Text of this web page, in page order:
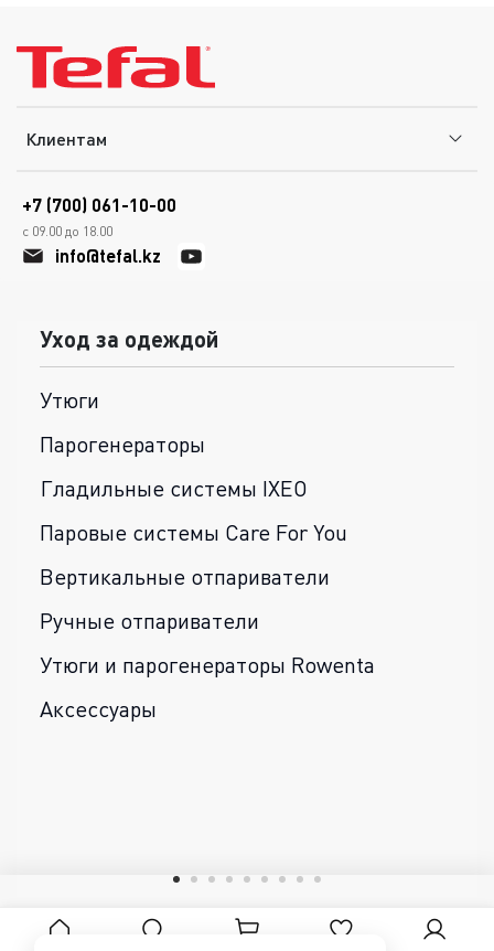
Клиентам
+7 (700) 061-10-00
с 09.00 до 18.00
info@tefal.kz
Уход за одеждой
Утюги
Парогенераторы
Гладильные системы IXEO
Паровые системы Care For You
Вертикальные отпариватели
Ручные отпариватели
Утюги и парогенераторы Rowenta
Аксессуары